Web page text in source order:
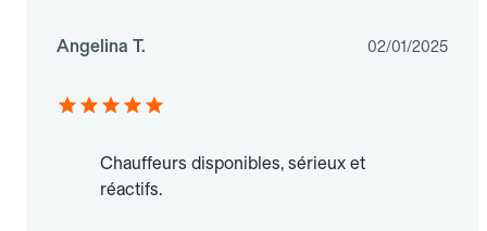
Angelina T. 02/01/2025
Chauffeurs disponibles, sérieux et
réactifs.